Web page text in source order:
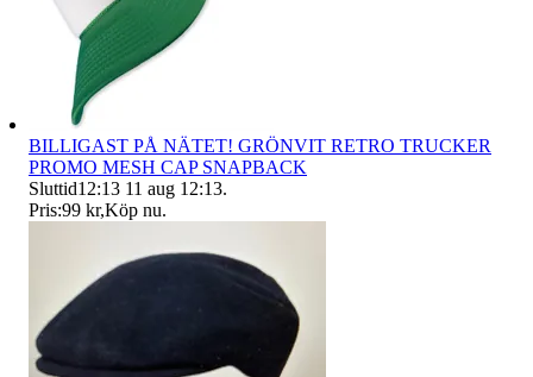
BILLIGAST PÅ NÄTET! GRÖNVIT RETRO TRUCKER
PROMO MESH CAP SNAPBACK
Sluttid12:13 11 aug 12:13.
Pris:99 kr,Köp nu.